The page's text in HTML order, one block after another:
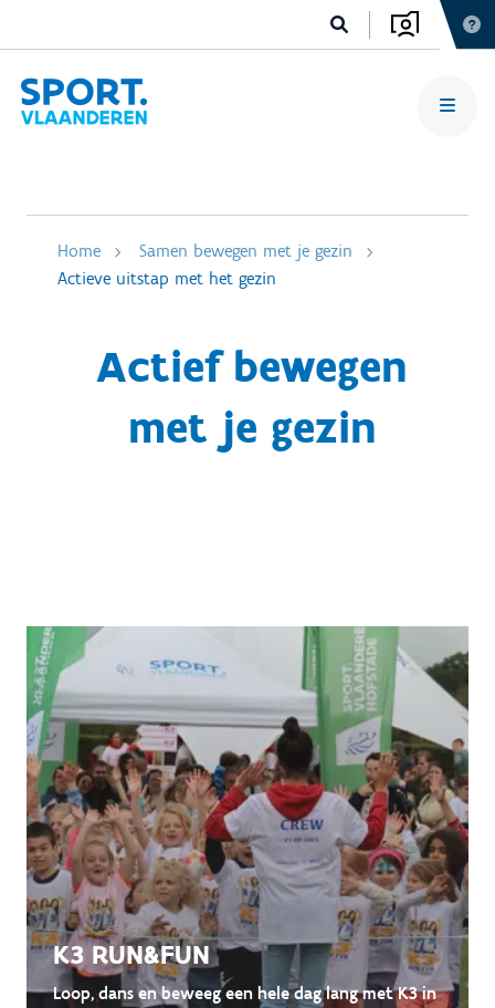
Home
Samen bewegen met je gezin
Actieve uitstap met het gezin
Actief bewegen
met je gezin
K3 RUN&FUN
Loop, dans en beweeg een hele dag lang met K3 in